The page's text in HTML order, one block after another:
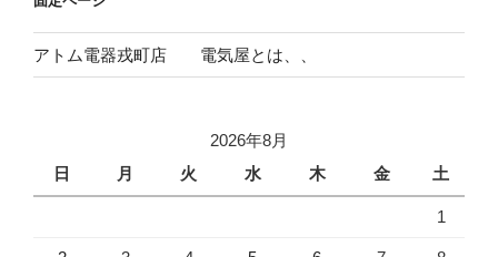
ン
アトム電器戎町店 電気屋とは、、
2026年8月
日
月 火 水 木 金 土
1